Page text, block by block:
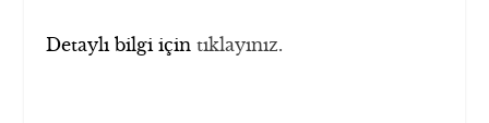
Detaylı bilgi içintıklayınız.